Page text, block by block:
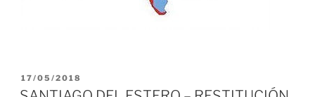
PUBLICADO
EL
17/05/2018